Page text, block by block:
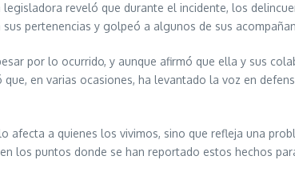
legisladora reveló que durante el incidente, los
pertenencias y golpeó a algunos de sus
por lo ocurrido, y aunque afirmó que ella y sus
que, en varias ocasiones, ha levantado la voz en
afecta a quienes los vivimos, sino que refleja una
los puntos donde se han reportado estos hechos